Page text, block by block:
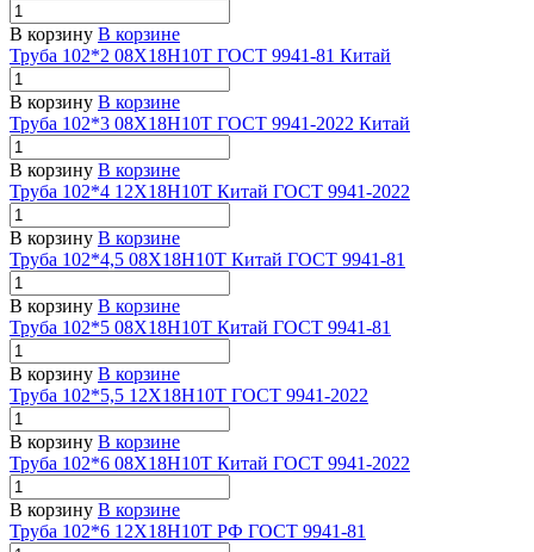
В корзину В корзине
Труба 102*2 08Х18Н10Т ГОСТ 9941-81 Китай
В корзину В корзине
Труба 102*3 08Х18Н10Т ГОСТ 9941-2022 Китай
В корзину В корзине
Труба 102*4 12Х18Н10Т Китай ГОСТ 9941-2022
В корзину В корзине
Труба 102*4,5 08Х18Н10Т Китай ГОСТ 9941-81
В корзину В корзине
Труба 102*5 08Х18Н10Т Китай ГОСТ 9941-81
В корзину В корзине
Труба 102*5,5 12Х18Н10Т ГОСТ 9941-2022
В корзину В корзине
Труба 102*6 08Х18Н10Т Китай ГОСТ 9941-2022
В корзину В корзине
Труба 102*6 12Х18Н10Т РФ ГОСТ 9941-81